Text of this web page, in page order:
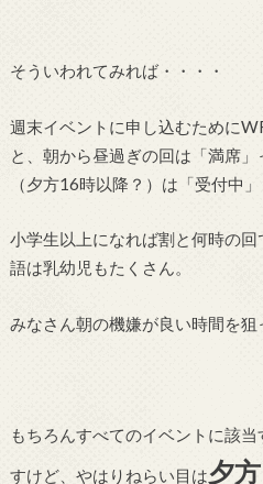
そういわれてみれば・・・・
週末イベントに申し込むために
と、朝から昼過ぎの回は「満席
（夕方16時以降？）は「受付中
小学生以上になれば割と何時の
語は乳幼児もたくさん。
みなさん朝の機嫌が良い時間を狙
もちろんすべてのイベントに該
すけど、やはりねらい目は夕方